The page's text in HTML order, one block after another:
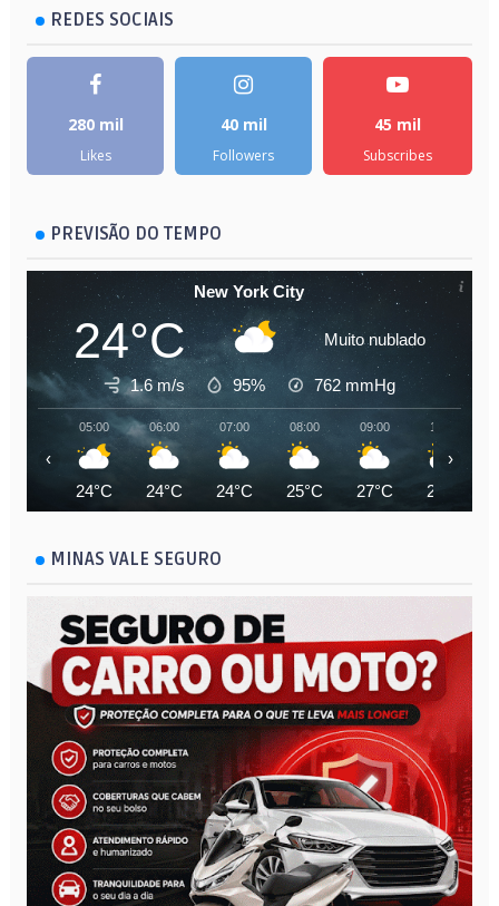
REDES SOCIAIS
280 mil
Likes
40 mil
Followers
45 mil
Subscribes
PREVISÃO DO TEMPO
New York City
24°C Muito nublado
1.6 m/s 95% 762 mmHg
05:00
24°C
06:00
24°C
07:00
24°C
08:00
25°C
09:00
27°C
10:00
28°C
‹ ›
MINAS VALE SEGURO